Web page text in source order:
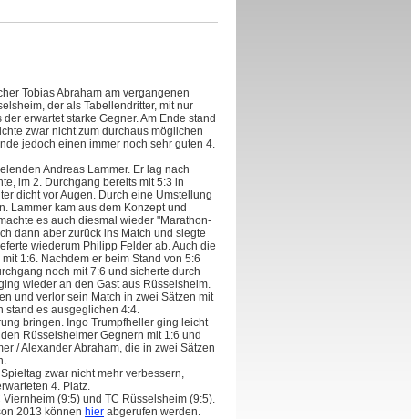
Tobias Abraham am vergangenen
der als Tabellendritter, mit nur
erwartet starke Gegner. Am Ende stand
zwar nicht zum durchaus möglichen
jedoch einen immer noch sehr guten 4.
Andreas Lammer. Er lag nach
im 2. Durchgang bereits mit 5:3 in
dicht vor Augen. Durch eine Umstellung
Lammer kam aus dem Konzept und
es auch diesmal wieder "Marathon-
dann aber zurück ins Match und siegte
wiederum Philipp Felder ab. Auch die
1:6. Nachdem er beim Stand von 5:6
noch mit 7:6 und sicherte durch
wieder an den Gast aus Rüsselsheim.
und verlor sein Match in zwei Sätzen mit
stand es ausgeglichen 4:4.
bringen. Ingo Trumpfheller ging leicht
Rüsselsheimer Gegnern mit 1:6 und
/ Alexander Abraham, die in zwei Sätzen
zwar nicht mehr verbessern,
4. Platz.
(9:5) und TC Rüsselsheim (9:5).
2013 können hier abgerufen werden.